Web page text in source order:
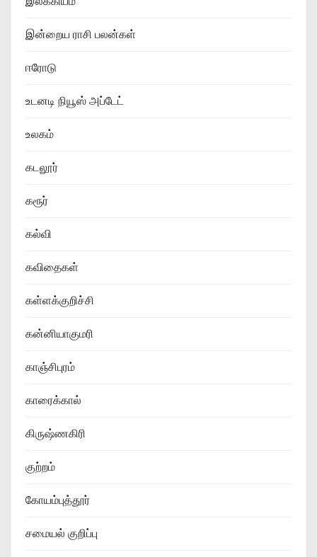
இன்றைய ராசி பலன்கள்
ஈரோடு
உடனடி நியூஸ் அப்டேட்
உலகம்
கடலூர்
கரூர்
கல்வி
கவிதைகள்
கள்ளக்குறிச்சி
கன்னியாகுமரி
காஞ்சிபுரம்
காரைக்கால்
கிருஷ்ணகிரி
குற்றம்
கோயம்புத்தூர்
சமையல் குறிப்பு